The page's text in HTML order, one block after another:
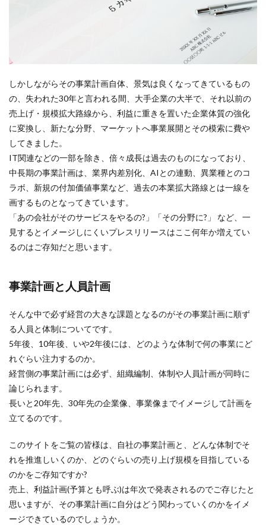
しかしながらその事業計画自体、景気は良くなってきているもの
の、失われた30年と言われる間、大手企業の大半で、それ以前の
売上げ・規模拡大路線から、利益に重きを置いた企業体質の強化
に変換し、新たな分野、マーケットへ事業展開とその模索に費や
してきました。
IT関連などの一部を除き、倍々成長は過去のものになっており、
中長期の事業計画は、業界内差別化、AIとの連動、異業種とのコ
ラボ、新規の付加価値事業など、過去の本業拡大路線とは一線を
画するものとなってきています。
「あの会社がそのサービスをやるの?」「その分野に?」 など、一
見するとイメージしにくいプレスリリースはここ何年か増えてい
るのはご存知だと思います。
事業計画と人員計画
そんな中で必ず経営の大きな課題となるのがその事業計画に順ず
る人員と体制についてです。
5年後、10年後、いや2年後には、どのような体制で何の事業にど
れぐらい注力するのか。
経営側の事業計画には必ず、組織編制、体制や人員計画が同時に
論じられます。
長いと20年先、30年先の企業像、事業像までイメージして計画を
立てるのです。
このサイトをご覧の皆様は、自社の事業計画と、どんな体制でそ
れを推進しいくのか、どのぐらいの売り上げ規模を目指している
のかをご存知ですか?
売上、利益計画(予算とも呼ぶ)は年次で発表されるのでご存じたと
思いますが、その事業計画に自分はどう関わっていくのかをイメ
ージできているのでしょうか。